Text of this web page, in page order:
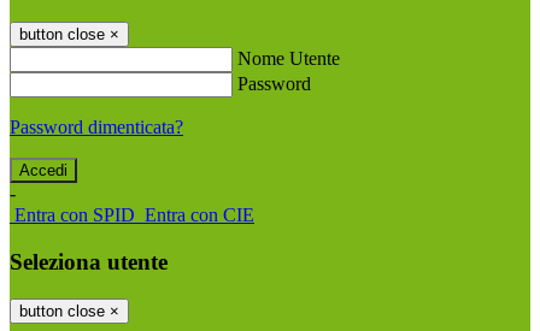
button close ×
Nome Utente
Password
Password dimenticata?
-
Entra con SPID Entra con CIE
Seleziona utente
button close ×